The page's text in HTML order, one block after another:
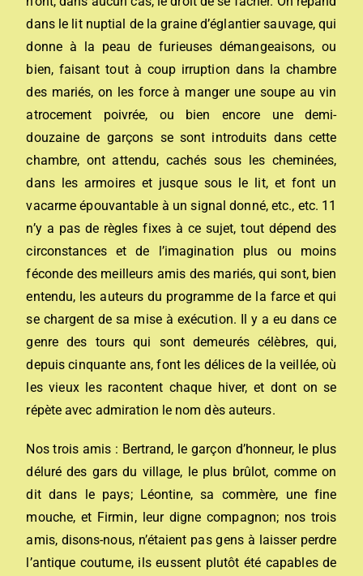
dans le lit nuptial de la graine d’églantier sauvage, qui
donne à la peau de furieuses démangeaisons, ou
bien, faisant tout à coup irruption dans la chambre
des mariés, on les force à manger une soupe au vin
atrocement poivrée, ou bien encore une demi-
douzaine de garçons se sont introduits dans cette
chambre, ont attendu, cachés sous les cheminées,
dans les armoires et jusque sous le lit, et font un
vacarme épouvantable à un signal donné, etc., etc. 11
n’y a pas de règles fixes à ce sujet, tout dépend des
circonstances et de l’imagination plus ou moins
féconde des meilleurs amis des mariés, qui sont, bien
entendu, les auteurs du programme de la farce et qui
se chargent de sa mise à exécution. Il y a eu dans ce
genre des tours qui sont demeurés célèbres, qui,
depuis cinquante ans, font les délices de la veillée, où
les vieux les racontent chaque hiver, et dont on se
répète avec admiration le nom dès auteurs.
Nos trois amis : Bertrand, le garçon d’honneur, le plus
déluré des gars du village, le plus brûlot, comme on
dit dans le pays; Léontine, sa commère, une fine
mouche, et Firmin, leur digne compagnon; nos trois
amis, disons-nous, n’étaient pas gens à laisser perdre
l’antique coutume, ils eussent plutôt été capables de